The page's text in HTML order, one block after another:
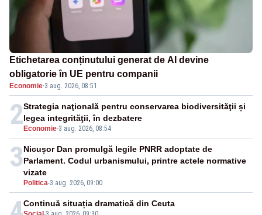
Etichetarea conținutului generat de AI devine
obligatorie în UE pentru companii
Economie·3 aug. 2026, 08:51
2 Economie-3 aug. 2026, 08:54
Strategia naţională pentru conservarea biodiversităţii și
legea integrităţii, în dezbatere
3
Politica-3 aug. 2026, 09:00
Nicușor Dan promulgă legile PNRR adoptate de
Parlament. Codul urbanismului, printre actele normative
vizate
Continuă situația dramatică din Ceuta